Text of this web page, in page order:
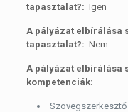
tapasztalat?: Igen
A pályázat elbírálása
tapasztalat?: Nem
A pályázat elbírálása
kompetenciák: